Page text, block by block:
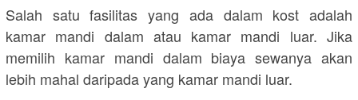
Salah satu fasilitas yang ada dalam kost adalah
kamar mandi dalam atau kamar mandi luar. Jika
memilih kamar mandi dalam biaya sewanya akan
lebih mahal daripada yang kamar mandi luar.